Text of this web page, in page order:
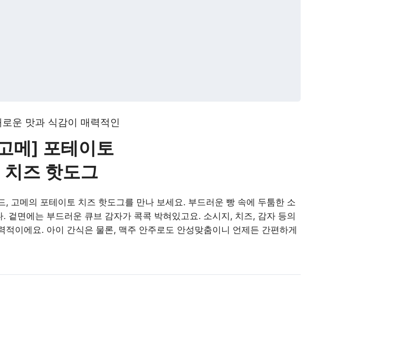
로운 맛과 식감이 매력적인
메] 포테이토
치즈 핫도그
고메의 포테이토 치즈 핫도그를 만나 보세요. 부드러운 빵 속에 두툼한 소
겉면에는 부드러운 큐브 감자가 콕콕 박혀있고요. 소시지, 치즈, 감자 등의
이에요. 아이 간식은 물론, 맥주 안주로도 안성맞춤이니 언제든 간편하게